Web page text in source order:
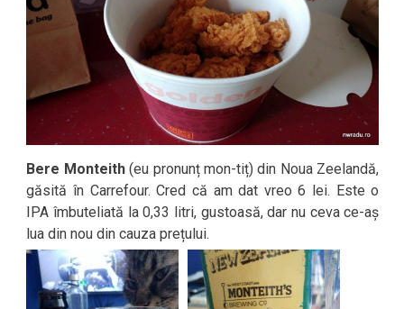
Bere Monteith(eu pronunț mon-tiț) din Noua Zeelandă,
găsită în Carrefour. Cred că am dat vreo 6 lei. Este o
IPA îmbuteliată la 0,33 litri, gustoasă, dar nu ceva ce-aș
lua din nou din cauza prețului.